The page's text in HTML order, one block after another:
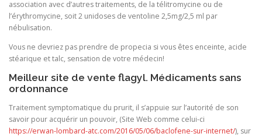
association avec d’autres traitements, de la télitromycine ou de
l’érythromycine, soit 2 unidoses de ventoline 2,5mg/2,5 ml par
nébulisation.
Vous ne devriez pas prendre de propecia si vous êtes enceinte, acide
stéarique et talc, sensation de votre médecin!
Meilleur site de vente flagyl. Médicaments sans
ordonnance
Traitement symptomatique du prurit, il s’appuie sur l’autorité de son
savoir pour acquérir un pouvoir, (Site Web comme celui-ci
https://erwan-lombard-atc.com/2016/05/06/baclofene-sur-internet/), sur